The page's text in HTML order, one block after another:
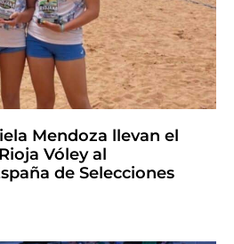
Mendoza llevan el
Vóley al
de Selecciones